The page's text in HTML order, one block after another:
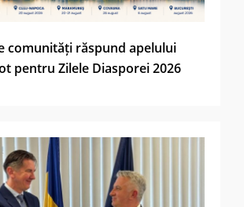
comunități răspund apelului
pentru Zilele Diasporei 2026